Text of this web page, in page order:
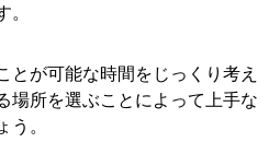
とが可能な時間をじっくり考え
場所を選ぶことによって上手な
。